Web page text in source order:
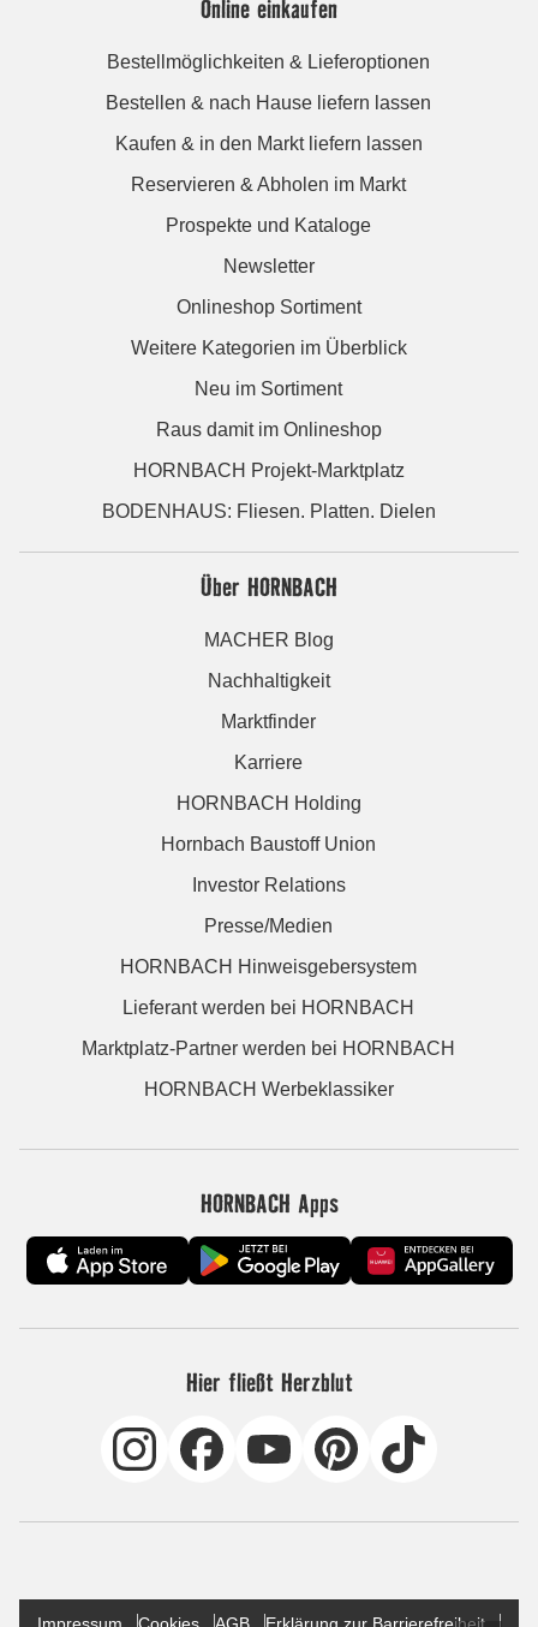
Online einkaufen
Bestellmöglichkeiten & Lieferoptionen
Bestellen & nach Hause liefern lassen
Kaufen & in den Markt liefern lassen
Reservieren & Abholen im Markt
Prospekte und Kataloge
Newsletter
Onlineshop Sortiment
Weitere Kategorien im Überblick
Neu im Sortiment
Raus damit im Onlineshop
HORNBACH Projekt-Marktplatz
BODENHAUS: Fliesen. Platten. Dielen
Über HORNBACH
MACHER Blog
Nachhaltigkeit
Marktfinder
Karriere
HORNBACH Holding
Hornbach Baustoff Union
Investor Relations
Presse/Medien
HORNBACH Hinweisgebersystem
Lieferant werden bei HORNBACH
Marktplatz-Partner werden bei HORNBACH
HORNBACH Werbeklassiker
HORNBACH Apps
Hier fließt Herzblut